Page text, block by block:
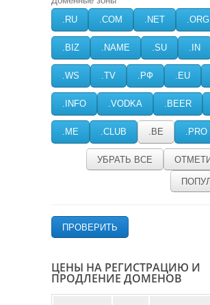
.RU
.COM .NET .ORG
.BIZ .NAME .SU .IN
.WS .TV .РФ .EU
.INFO .VODKA .BEER
.ME .CLUB .BE .PRO
ЦЕНЫ НА РЕГИСТРАЦИЮ И
ПРОДЛЕНИЕ ДОМЕНОВ